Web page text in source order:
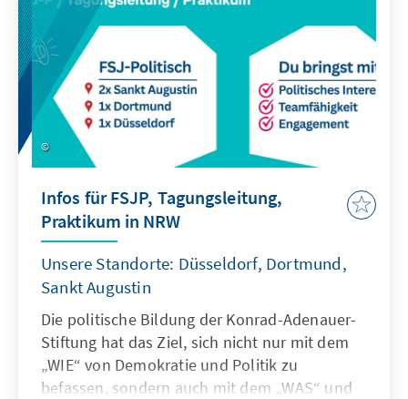
Infos für FSJP, Tagungsleitung,
Praktikum in NRW
Unsere Standorte: Düsseldorf, Dortmund,
Sankt Augustin
Die politische Bildung der Konrad-Adenauer-
Stiftung hat das Ziel, sich nicht nur mit dem
„WIE“ von Demokratie und Politik zu
befassen, sondern auch mit dem „WAS“ und